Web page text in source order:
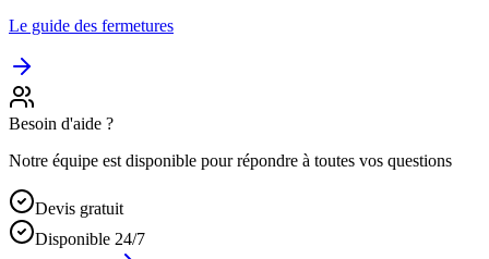
Le guide des fermetures
Besoin d'aide ?
Notre équipe est disponible pour répondre à toutes vos questions
Devis gratuit
Disponible 24/7